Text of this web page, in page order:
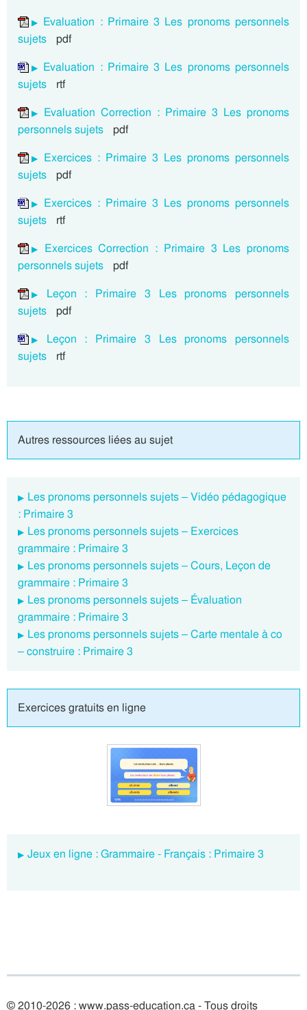
Evaluation : Primaire 3 Les pronoms personnels
sujets pdf
Evaluation : Primaire 3 Les pronoms personnels
sujets rtf
Evaluation Correction : Primaire 3 Les pronoms
personnels sujets pdf
Exercices : Primaire 3 Les pronoms personnels
sujets pdf
Exercices : Primaire 3 Les pronoms personnels
sujets rtf
Exercices Correction : Primaire 3 Les pronoms
personnels sujets pdf
Leçon : Primaire 3 Les pronoms personnels
sujets pdf
Leçon : Primaire 3 Les pronoms personnels
sujets rtf
Autres ressources liées au sujet
Les pronoms personnels sujets – Vidéo pédagogique
: Primaire 3
Les pronoms personnels sujets – Exercices
grammaire : Primaire 3
Les pronoms personnels sujets – Cours, Leçon de
grammaire : Primaire 3
Les pronoms personnels sujets – Évaluation
grammaire : Primaire 3
Les pronoms personnels sujets – Carte mentale à co
– construire : Primaire 3
Exercices gratuits en ligne
Jeux en ligne : Grammaire - Français : Primaire 3
© 2010-2026 : www.pass-education.ca - Tous droits